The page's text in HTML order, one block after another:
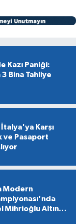
Kazı Paniği:
Bina Tahliye
Karşı
ve Pasaport
Modern
Mihrioğlu Altın